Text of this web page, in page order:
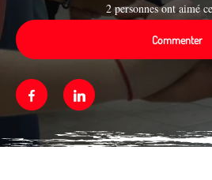
2 personnes ont aimé
Commenter
FacebookLinkedin